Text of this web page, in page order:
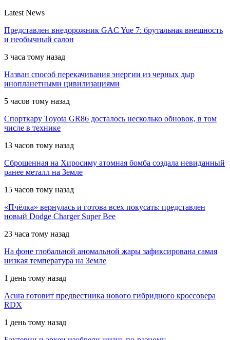
Latest News
Представлен внедорожник GAC Yue 7: брутальная внешность
и необычный салон
3 часа тому назад
Назван способ перекачивания энергии из черных дыр
инопланетными цивилизациями
5 часов тому назад
Спорткару Toyota GR86 досталось несколько обновок, в том
числе в технике
13 часов тому назад
Сброшенная на Хиросиму атомная бомба создала невиданный
ранее металл на Земле
15 часов тому назад
«Пчёлка» вернулась и готова всех покусать: представлен
новый Dodge Charger Super Bee
23 часа тому назад
На фоне глобальной аномальной жары зафиксирована самая
низкая температура на Земле
1 день тому назад
Acura готовит предвестника нового гибридного кроссовера
RDX
1 день тому назад